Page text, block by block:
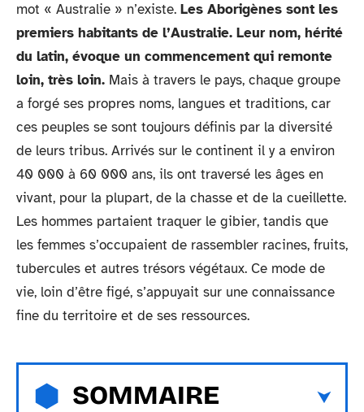
mot « Australie » n’existe. Les Aborigènes sont les
premiers habitants de l’Australie. Leur nom, hérité
du latin, évoque un commencement qui remonte
loin, très loin. Mais à travers le pays, chaque groupe
a forgé ses propres noms, langues et traditions, car
ces peuples se sont toujours définis par la diversité
de leurs tribus. Arrivés sur le continent il y a environ
40 000 à 60 000 ans, ils ont traversé les âges en
vivant, pour la plupart, de la chasse et de la cueillette.
Les hommes partaient traquer le gibier, tandis que
les femmes s’occupaient de rassembler racines, fruits,
tubercules et autres trésors végétaux. Ce mode de
vie, loin d’être figé, s’appuyait sur une connaissance
fine du territoire et de ses ressources.
SOMMAIRE